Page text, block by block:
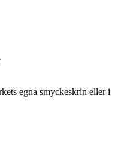
egna smyckeskrin eller i